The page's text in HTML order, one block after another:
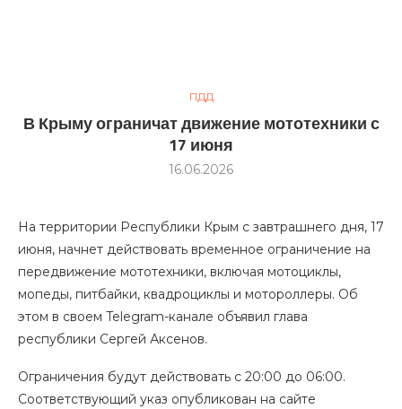
ПДД
В Крыму ограничат движение мототехники с
17 июня
16.06.2026
На территории Республики Крым с завтрашнего дня, 17
июня, начнет действовать временное ограничение на
передвижение мототехники, включая мотоциклы,
мопеды, питбайки, квадроциклы и мотороллеры. Об
этом в своем Telegram-канале объявил глава
республики Сергей Аксенов.
Ограничения будут действовать с 20:00 до 06:00.
Соответствующий указ опубликован на сайте